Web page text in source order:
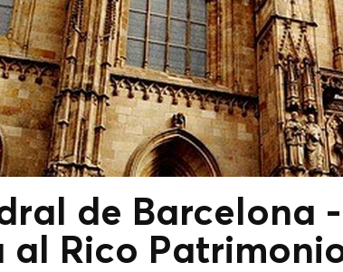
de Barcelona
al Rico